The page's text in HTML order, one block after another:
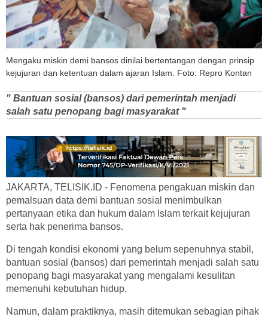
Mengaku miskin demi bansos dinilai bertentangan dengan prinsip
kejujuran dan ketentuan dalam ajaran Islam. Foto: Repro Kontan
" Bantuan sosial (bansos) dari pemerintah menjadi
salah satu penopang bagi masyarakat "
JAKARTA, TELISIK.ID - Fenomena pengakuan miskin dan
pemalsuan data demi bantuan sosial menimbulkan
pertanyaan etika dan hukum dalam Islam terkait kejujuran
serta hak penerima bansos.
Di tengah kondisi ekonomi yang belum sepenuhnya stabil,
bantuan sosial (bansos) dari pemerintah menjadi salah satu
penopang bagi masyarakat yang mengalami kesulitan
memenuhi kebutuhan hidup.
Namun, dalam praktiknya, masih ditemukan sebagian pihak